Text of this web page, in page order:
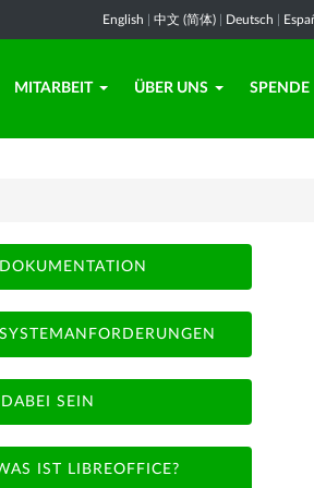
English 中文 (简体) Deutsch
MITARBEIT ÜBER UNS SPENDE
DOKUMENTATION
SYSTEMANFORDERUNGEN
DABEI SEIN
IST LIBREOFFICE?